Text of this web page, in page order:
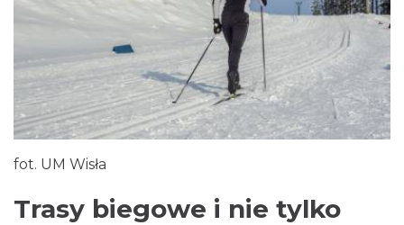
fot. UM Wisła
Trasy biegowe i nie tylko